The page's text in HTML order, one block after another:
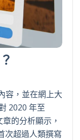
容，並在網上大
2020 年至
的分析顯示，
次超過人類撰寫